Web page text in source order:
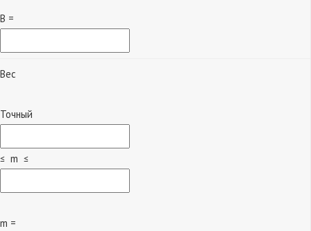
B =
Вес
Точный
≤ m ≤
m =